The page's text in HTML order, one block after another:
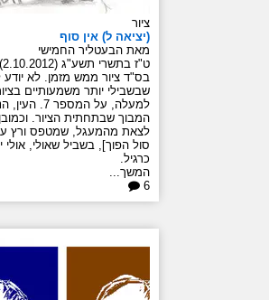
ציור
(יציאה ל) אין סוף
מאת הבעטליר החמישי
ט"ז בתשרי תשע"ג (2.10.2012)
בס"ד ציור ממש מזמן. לא
שבשבילי יותר משמעותיים
למעלה, על
המבוך שבתחתית הציור.
לצאת מהמעגל, שמטפס ורץ
סול הפוך], בשביל שאולי, אולי
כרגיל.
המשך...
6